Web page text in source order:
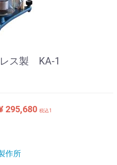
ス製 KA-1
295,680 税込1
作所